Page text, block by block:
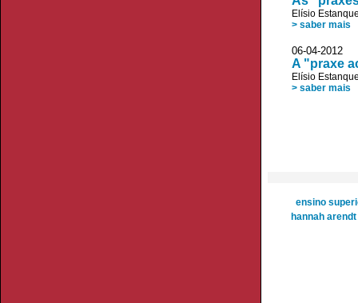
Elísio
> saber mais
06-04-
A "praxe
Elísio
> saber mais
ensino
hannah arendt